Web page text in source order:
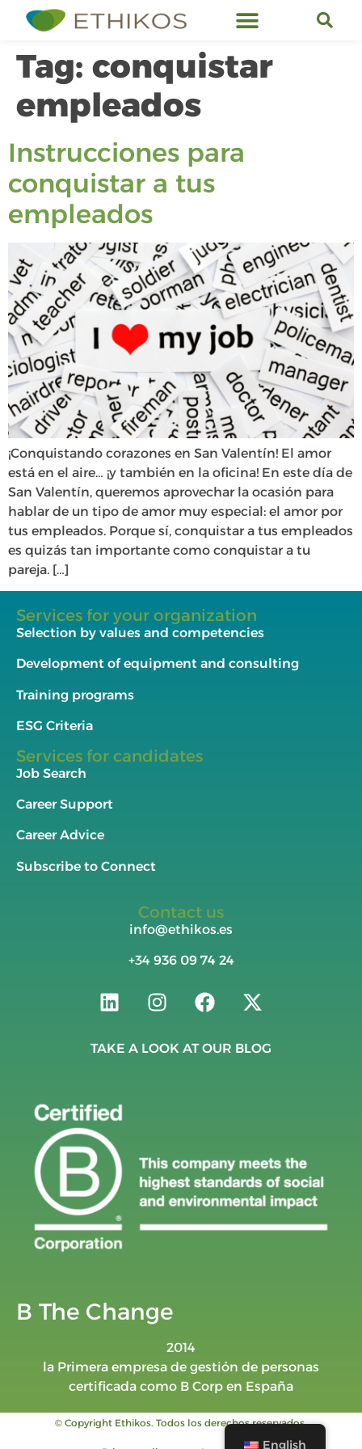
Tag: conquistar
empleados
Instrucciones para
conquistar a tus
empleados
¡Conquistando corazones en San Valentín! El amor
está en el aire… ¡y también en la oficina! En este día de
San Valentín, queremos aprovechar la ocasión para
hablar de un tipo de amor muy especial: el amor por
tus empleados. Porque sí, conquistar a tus empleados
es quizás tan importante como conquistar a tu
pareja. […]
Services for your organization
Selection by values and competencies
Development of equipment and consulting
Training programs
ESG Criteria
Services for candidates
Job Search
Career Support
Career Advice
Subscribe to Connect
Contact us
info@ethikos.es
+34 936 09 74 24
TAKE A LOOK AT OUR BLOG
B The Change
2014
la Primera empresa de gestión de personas
certificada como B Corp en España
© Copyright Ethikos. Todos los derechos reservados.
English